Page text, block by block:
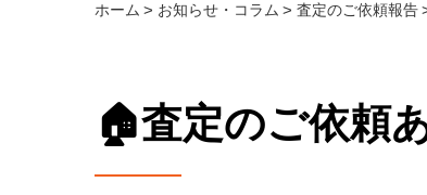
ホーム お知らせ・コラム 査定のご依頼報告
🏠査定のご依頼